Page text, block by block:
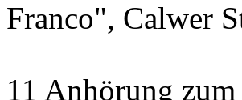
Franco", Calwer
11 Anhörung